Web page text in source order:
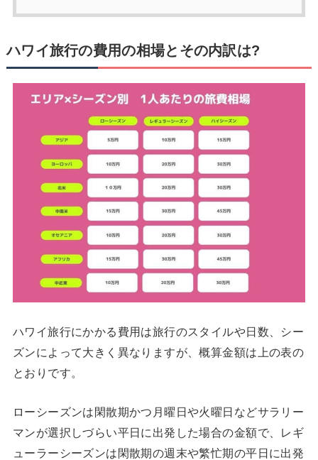
ハワイ旅行の費用の相場とその内訳は?
ハワイ旅行にかかる費用は旅行のスタイルや日数、シー
ズンによって大きく異なりますが、概算金額は上の表の
とおりです。
ローシーズンは閑散期かつ月曜日や火曜日などサラリー
マンが選択しづらい平日に出発した場合の金額で、レギ
ューラーシーズンは閑散期の週末や繁忙期の平日に出発